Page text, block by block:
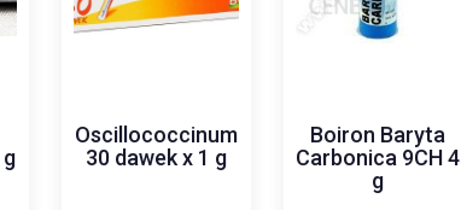
Oscillococcinum
30 dawek x 1 g
Boiron Baryta
Carbonica 9CH 4
g